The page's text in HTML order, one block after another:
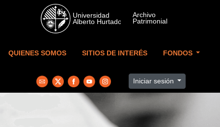
Skip to main content
QUIENES SOMOS SITIOS DE INTERÉS FONDOS
Iniciar sesión